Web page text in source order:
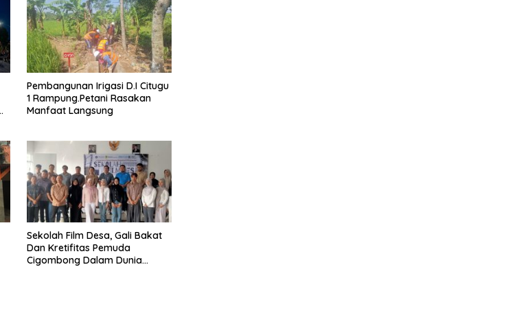
Pembangunan Irigasi D.I Citugu
1 Rampung.Petani Rasakan
Manfaat Langsung
Sekolah Film Desa, Gali Bakat
Dan Kretifitas Pemuda
Cigombong Dalam Dunia